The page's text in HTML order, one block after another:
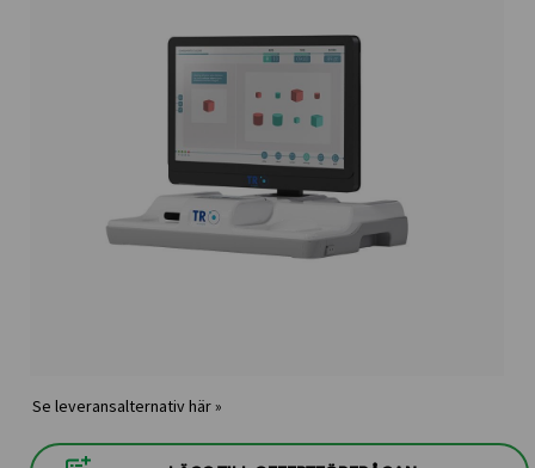
Se leveransalternativ här »